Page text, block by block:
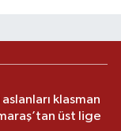
klasman
üst lige